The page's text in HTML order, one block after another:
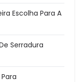
Escolha Para A
Serradura